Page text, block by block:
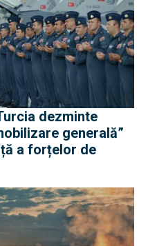
dezminte
generală”
a forțelor de